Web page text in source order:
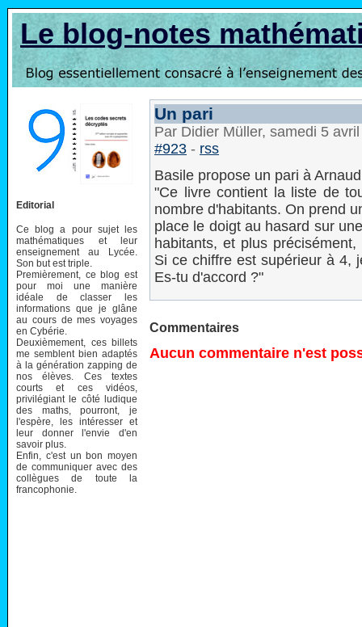
Le blog-notes
Editorial
Ce blog a pour sujet les
mathématiques et leur
enseignement au Lycée.
Son but est triple.
Premièrement, ce blog est
pour moi une manière
idéale de classer les
informations que je glâne
au cours de mes voyages
en Cybérie.
Deuxièmement, ces billets
me semblent bien adaptés
à la génération zapping de
nos élèves. Ces textes
courts et ces vidéos,
privilégiant le côté ludique
des maths, pourront, je
l'espère, les intéresser et
leur donner l'envie d'en
savoir plus.
Enfin, c'est un bon moyen
de communiquer avec des
collègues de toute la
francophonie.
Un pari
Par Didier Müller, samedi 5
#923 - rss
Basile propose un pari à
"Ce livre contient la liste de
nombre d'habitants. On prend
place le doigt au hasard sur
habitants, et plus
Si ce chiffre est supérieur à 4,
Es-tu d'accord ?"
Commentaires
Aucun commentaire n'est